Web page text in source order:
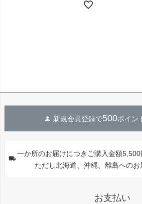
新規会員登録で500ポイン
一か所のお届けにつきご購入金額
ただし北海道、沖縄、離島へのお
お支払い